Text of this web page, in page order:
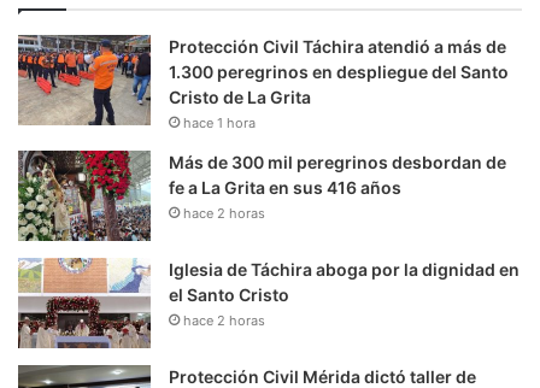
Protección Civil Táchira atendió a más de
1.300 peregrinos en despliegue del Santo
Cristo de La Grita
hace 1 hora
Más de 300 mil peregrinos desbordan de
fe a La Grita en sus 416 años
hace 2 horas
Iglesia de Táchira aboga por la dignidad en
el Santo Cristo
hace 2 horas
Protección Civil Mérida dictó taller de